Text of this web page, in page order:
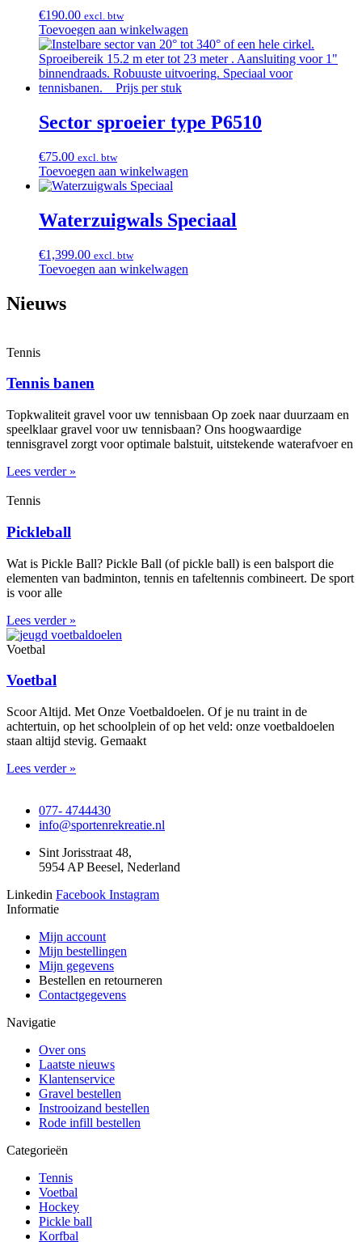
€190.00 excl. btw
Toevoegen aan winkelwagen
Sector sproeier type P6510
€75.00 excl. btw
Toevoegen aan winkelwagen
Waterzuigwals Speciaal
€1,399.00 excl. btw
Toevoegen aan winkelwagen
Nieuws
Tennis
Tennis banen
Topkwaliteit gravel voor uw tennisbaan Op zoek naar duurzaam en
speelklaar gravel voor uw tennisbaan? Ons hoogwaardige
tennisgravel zorgt voor optimale balstuit, uitstekende waterafvoer en
Lees verder »
Tennis
Pickleball
Wat is Pickle Ball? Pickle Ball (of pickle ball) is een balsport die
elementen van badminton, tennis en tafeltennis combineert. De sport
is voor alle
Lees verder »
Voetbal
Voetbal
Scoor Altijd. Met Onze Voetbaldoelen. Of je nu traint in de
achtertuin, op het schoolplein of op het veld: onze voetbaldoelen
staan altijd stevig. Gemaakt
Lees verder »
077- 4744430
info@sportenrekreatie.nl
Sint Jorisstraat 48,
5954 AP Beesel, Nederland
Linkedin Facebook Instagram
Informatie
Mijn account
Mijn bestellingen
Mijn gegevens
Bestellen en retourneren
Contactgegevens
Navigatie
Over ons
Laatste nieuws
Klantenservice
Gravel bestellen
Instrooizand bestellen
Rode infill bestellen
Categorieën
Tennis
Voetbal
Hockey
Pickle ball
Korfbal